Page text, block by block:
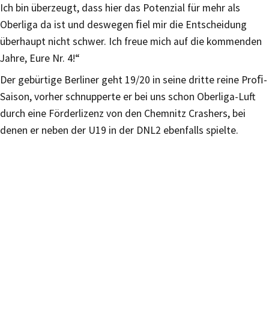
Ich bin überzeugt, dass hier das Potenzial für mehr als
Oberliga da ist und deswegen ﬁel mir die Entscheidung
überhaupt nicht schwer. Ich freue mich auf die kommenden
Jahre, Eure Nr. 4!“
Der gebürtige Berliner geht 19/20 in seine dritte reine Proﬁ-
Saison, vorher schnupperte er bei uns schon Oberliga-Luft
durch eine Förderlizenz von den Chemnitz Crashers, bei
denen er neben der U19 in der DNL2 ebenfalls spielte.